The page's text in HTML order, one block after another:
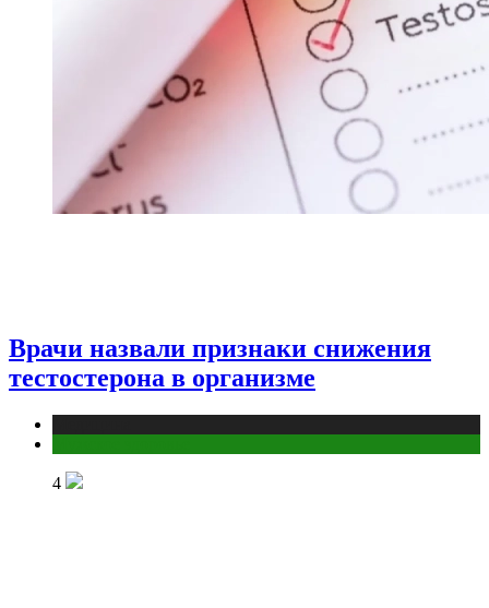
Врачи назвали признаки снижения
тестостерона в организме
4